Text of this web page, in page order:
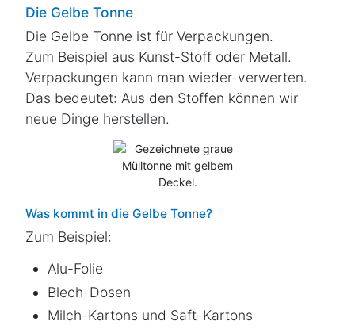
Die Gelbe Tonne
Die Gelbe Tonne ist für Verpackungen.
Zum Beispiel aus Kunst-Stoff oder Metall.
Verpackungen kann man wieder-verwerten.
Das bedeutet: Aus den Stoffen können wir
neue Dinge herstellen.
Was kommt in die Gelbe Tonne?
Zum Beispiel:
Alu-Folie
Blech-Dosen
Milch-Kartons und Saft-Kartons